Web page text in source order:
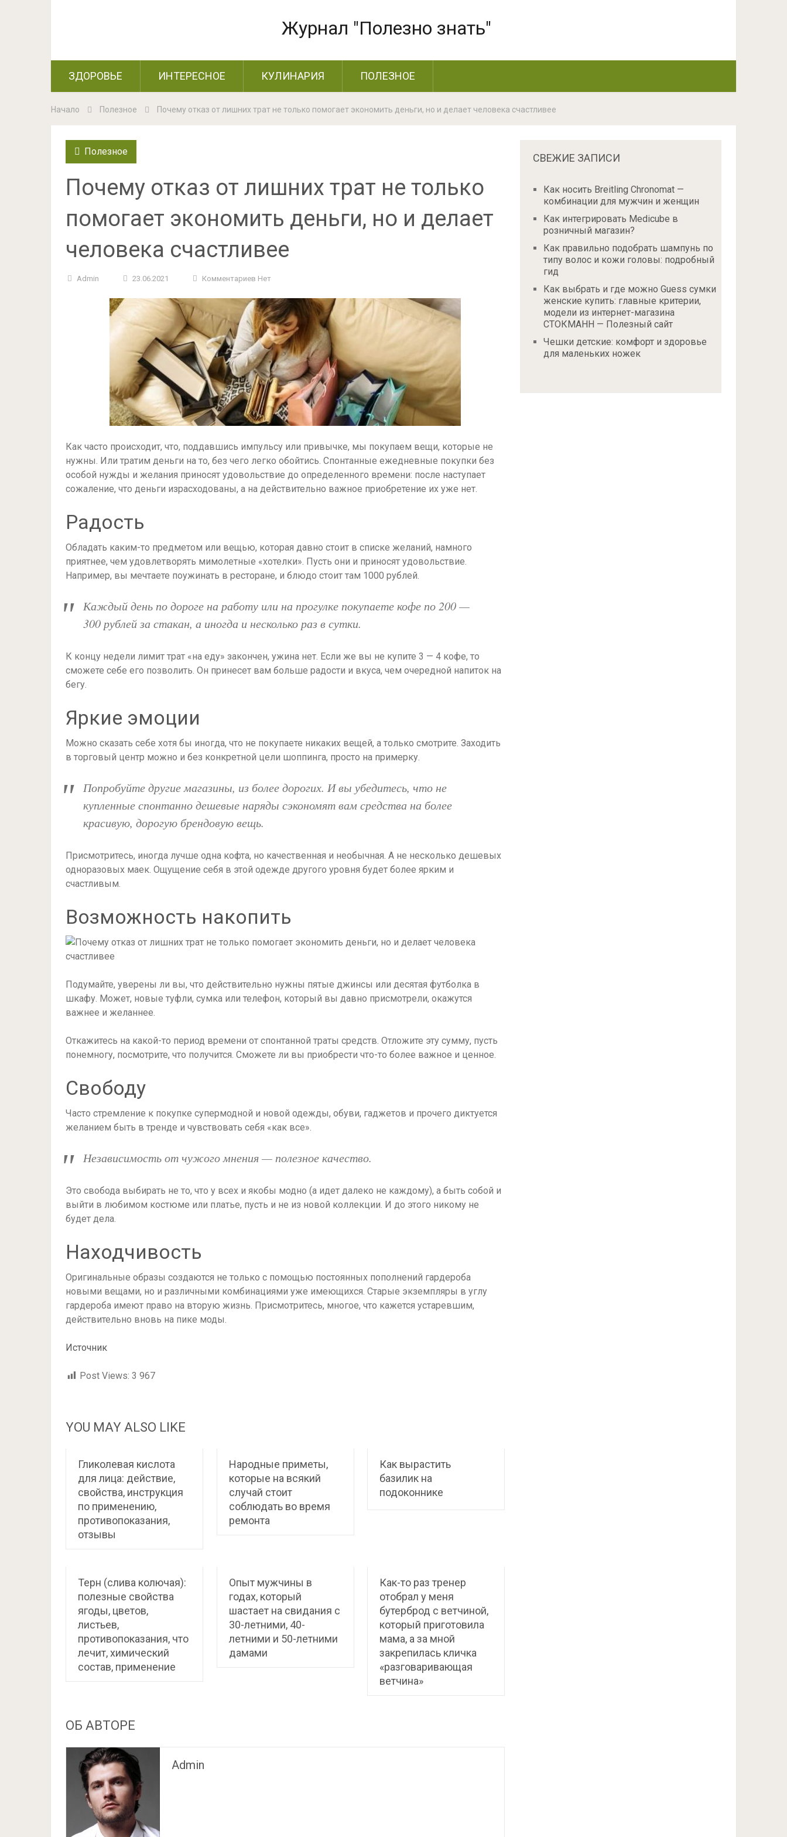
Журнал "Полезно знать"
ЗДОРОВЬЕ ИНТЕРЕСНОЕ КУЛИНАРИЯ ПОЛЕЗНОЕ
Начало Полезное Почему отказ от лишних трат не только помогает экономить деньги, но и делает человека счастливее
Полезное
Почему отказ от лишних трат не только
помогает экономить деньги, но и делает
человека счастливее
Admin 23.06.2021 Комментариев Нет
Как часто происходит, что, поддавшись импульсу или привычке, мы покупаем вещи, которые не
нужны. Или тратим деньги на то, без чего легко обойтись. Спонтанные ежедневные покупки без
особой нужды и желания приносят удовольствие до определенного времени: после наступает
сожаление, что деньги израсходованы, а на действительно важное приобретение их уже нет.
Радость
Обладать каким-то предметом или вещью, которая давно стоит в списке желаний, намного
приятнее, чем удовлетворять мимолетные «хотелки». Пусть они и приносят удовольствие.
Например, вы мечтаете поужинать в ресторане, и блюдо стоит там 1000 рублей.
Каждый день по дороге на работу или на прогулке покупаете кофе по 200 —
300 рублей за стакан, а иногда и несколько раз в сутки.
К концу недели лимит трат «на еду» закончен, ужина нет. Если же вы не купите 3 — 4 кофе, то
сможете себе его позволить. Он принесет вам больше радости и вкуса, чем очередной напиток на
бегу.
Яркие эмоции
Можно сказать себе хотя бы иногда, что не покупаете никаких вещей, а только смотрите. Заходить
в торговый центр можно и без конкретной цели шоппинга, просто на примерку.
Попробуйте другие магазины, из более дорогих. И вы убедитесь, что не
купленные спонтанно дешевые наряды сэкономят вам средства на более
красивую, дорогую брендовую вещь.
Присмотритесь, иногда лучше одна кофта, но качественная и необычная. А не несколько дешевых
одноразовых маек. Ощущение себя в этой одежде другого уровня будет более ярким и
счастливым.
Возможность накопить
Подумайте, уверены ли вы, что действительно нужны пятые джинсы или десятая футболка в
шкафу. Может, новые туфли, сумка или телефон, который вы давно присмотрели, окажутся
важнее и желаннее.
Откажитесь на какой-то период времени от спонтанной траты средств. Отложите эту сумму, пусть
понемногу, посмотрите, что получится. Сможете ли вы приобрести что-то более важное и ценное.
Свободу
Часто стремление к покупке супермодной и новой одежды, обуви, гаджетов и прочего диктуется
желанием быть в тренде и чувствовать себя «как все».
Независимость от чужого мнения — полезное качество.
Это свобода выбирать не то, что у всех и якобы модно (а идет далеко не каждому), а быть собой и
выйти в любимом костюме или платье, пусть и не из новой коллекции. И до этого никому не
будет дела.
Находчивость
Оригинальные образы создаются не только с помощью постоянных пополнений гардероба
новыми вещами, но и различными комбинациями уже имеющихся. Старые экземпляры в углу
гардероба имеют право на вторую жизнь. Присмотритесь, многое, что кажется устаревшим,
действительно вновь на пике моды.
Источник
Post Views: 3 967
YOU MAY ALSO LIKE
Гликолевая кислота
для лица: действие,
свойства, инструкция
по применению,
противопоказания,
отзывы
Народные приметы,
которые на всякий
случай стоит
соблюдать во время
ремонта
Как вырастить
базилик на
подоконнике
Терн (слива колючая):
полезные свойства
ягоды, цветов,
листьев,
противопоказания, что
лечит, химический
состав, применение
Опыт мужчины в
годах, который
шастает на свидания с
30-летними, 40-
летними и 50-летними
дамами
Как-то раз тренер
отобрал у меня
бутерброд с ветчиной,
который приготовила
мама, а за мной
закрепилась кличка
«разговаривающая
ветчина»
ОБ АВТОРЕ
Admin
СВЕЖИЕ ЗАПИСИ
Как носить Breitling Chronomat —
комбинации для мужчин и женщин
Как интегрировать Medicube в
розничный магазин?
Как правильно подобрать шампунь по
типу волос и кожи головы: подробный
гид
Как выбрать и где можно Guess сумки
женские купить: главные критерии,
модели из интернет-магазина
СТОКМАНН — Полезный сайт
Чешки детские: комфорт и здоровье
для маленьких ножек